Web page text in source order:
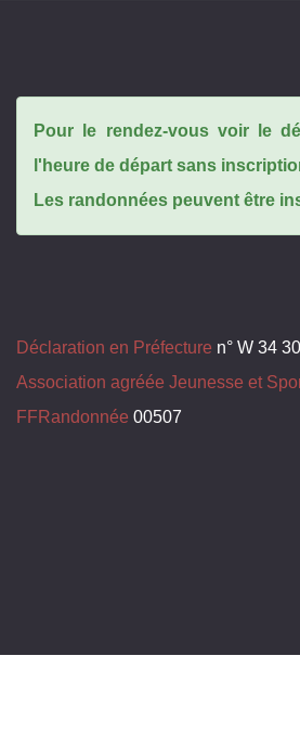
Pour le rendez-vous voir le
l'heure de départ sans
Les randonnées peuvent être
Déclaration en Préfecture n° W 34
Association agréée Jeunesse et
FFRandonnée 00507